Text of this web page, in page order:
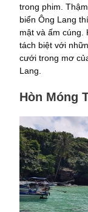
trong phim.
biển Ông Lang
mật và ấm cúng.
tách biệt với
cưới trong mơ
Lang.
Hòn Móng